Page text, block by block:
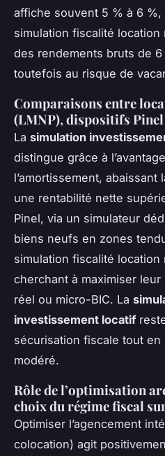
affiche souvent 5 % à 6 %,
simulation fiscalité
des rendements bruts de
toutefois au risque de
Comparaisons entre
(LMNP), dispositifs
La simulation
distingue grâce à
l’amortissement,
une rentabilité nette
Pinel, via un simulateur
biens neufs en zones
simulation fiscalité
cherchant à maximiser
réel ou micro-BIC. La
investissement locatif
sécurisation fiscale tout
modéré.
Rôle de l’optimisation
choix du régime fiscal
Optimiser l’agencement
colocation) agit